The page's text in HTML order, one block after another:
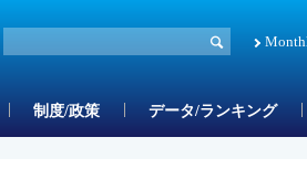
制度/政策 データ/ランキング